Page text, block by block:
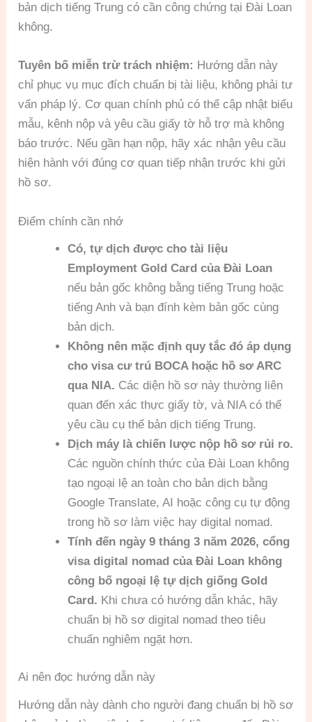
bản dịch tiếng Trung có cần công chứng tại Đài Loan
không.
Tuyên bố miễn trừ trách nhiệm: Hướng dẫn này
chỉ phục vụ mục đích chuẩn bị tài liệu, không phải tư
vấn pháp lý. Cơ quan chính phủ có thể cập nhật biểu
mẫu, kênh nộp và yêu cầu giấy tờ hỗ trợ mà không
báo trước. Nếu gần hạn nộp, hãy xác nhận yêu cầu
hiện hành với đúng cơ quan tiếp nhận trước khi gửi
hồ sơ.
Điểm chính cần nhớ
Có, tự dịch được cho tài liệu
Employment Gold Card của Đài Loan
nếu bản gốc không bằng tiếng Trung hoặc
tiếng Anh và bạn đính kèm bản gốc cùng
bản dịch.
Không nên mặc định quy tắc đó áp dụng
cho visa cư trú BOCA hoặc hồ sơ ARC
qua NIA. Các diện hồ sơ này thường liên
quan đến xác thực giấy tờ, và NIA có thể
yêu cầu cụ thể bản dịch tiếng Trung.
Dịch máy là chiến lược nộp hồ sơ rủi ro.
Các nguồn chính thức của Đài Loan không
tạo ngoại lệ an toàn cho bản dịch bằng
Google Translate, AI hoặc công cụ tự động
trong hồ sơ làm việc hay digital nomad.
Tính đến ngày 9 tháng 3 năm 2026, cổng
visa digital nomad của Đài Loan không
công bố ngoại lệ tự dịch giống Gold
Card. Khi chưa có hướng dẫn khác, hãy
chuẩn bị hồ sơ digital nomad theo tiêu
chuẩn nghiêm ngặt hơn.
Ai nên đọc hướng dẫn này
Hướng dẫn này dành cho người đang chuẩn bị hồ sơ